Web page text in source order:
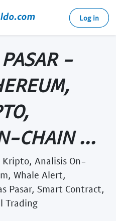
Log in
-
CHAIN ...
Kripto, Analisis On-
Whale Alert,
Pasar, Smart Contract,
Trading